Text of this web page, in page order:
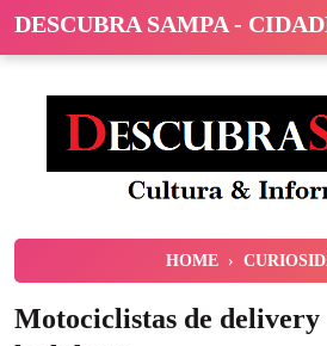
DESCUBRA SAMPA -
HOME ›
Motociclistas de delivery